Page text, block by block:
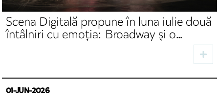
Scena Digitală propune în luna iulie două
întâlniri cu emoția: Broadway și o
01-JUN-2026